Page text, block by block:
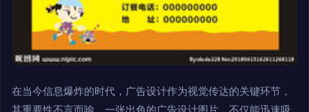
在当今信息爆炸的时代，广告设计作为视觉传达的关键环节，